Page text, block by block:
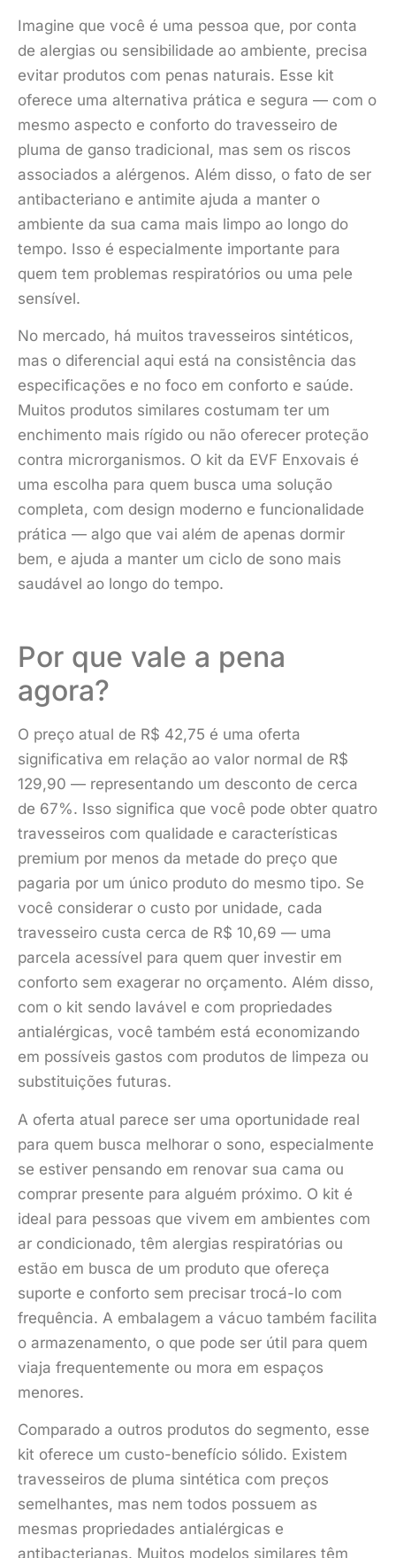
Imagine que você é uma pessoa que, por conta
de alergias ou sensibilidade ao ambiente, precisa
evitar produtos com penas naturais. Esse kit
oferece uma alternativa prática e segura — com o
mesmo aspecto e conforto do travesseiro de
pluma de ganso tradicional, mas sem os riscos
associados a alérgenos. Além disso, o fato de ser
antibacteriano e antimite ajuda a manter o
ambiente da sua cama mais limpo ao longo do
tempo. Isso é especialmente importante para
quem tem problemas respiratórios ou uma pele
sensível.
No mercado, há muitos travesseiros sintéticos,
mas o diferencial aqui está na consistência das
especificações e no foco em conforto e saúde.
Muitos produtos similares costumam ter um
enchimento mais rígido ou não oferecer proteção
contra microrganismos. O kit da EVF Enxovais é
uma escolha para quem busca uma solução
completa, com design moderno e funcionalidade
prática — algo que vai além de apenas dormir
bem, e ajuda a manter um ciclo de sono mais
saudável ao longo do tempo.
Por que vale a pena
agora?
O preço atual de R$ 42,75 é uma oferta
significativa em relação ao valor normal de R$
129,90 — representando um desconto de cerca
de 67%. Isso significa que você pode obter quatro
travesseiros com qualidade e características
premium por menos da metade do preço que
pagaria por um único produto do mesmo tipo. Se
você considerar o custo por unidade, cada
travesseiro custa cerca de R$ 10,69 — uma
parcela acessível para quem quer investir em
conforto sem exagerar no orçamento. Além disso,
com o kit sendo lavável e com propriedades
antialérgicas, você também está economizando
em possíveis gastos com produtos de limpeza ou
substituições futuras.
A oferta atual parece ser uma oportunidade real
para quem busca melhorar o sono, especialmente
se estiver pensando em renovar sua cama ou
comprar presente para alguém próximo. O kit é
ideal para pessoas que vivem em ambientes com
ar condicionado, têm alergias respiratórias ou
estão em busca de um produto que ofereça
suporte e conforto sem precisar trocá-lo com
frequência. A embalagem a vácuo também facilita
o armazenamento, o que pode ser útil para quem
viaja frequentemente ou mora em espaços
menores.
Comparado a outros produtos do segmento, esse
kit oferece um custo-benefício sólido. Existem
travesseiros de pluma sintética com preços
semelhantes, mas nem todos possuem as
mesmas propriedades antialérgicas e
antibacterianas. Muitos modelos similares têm